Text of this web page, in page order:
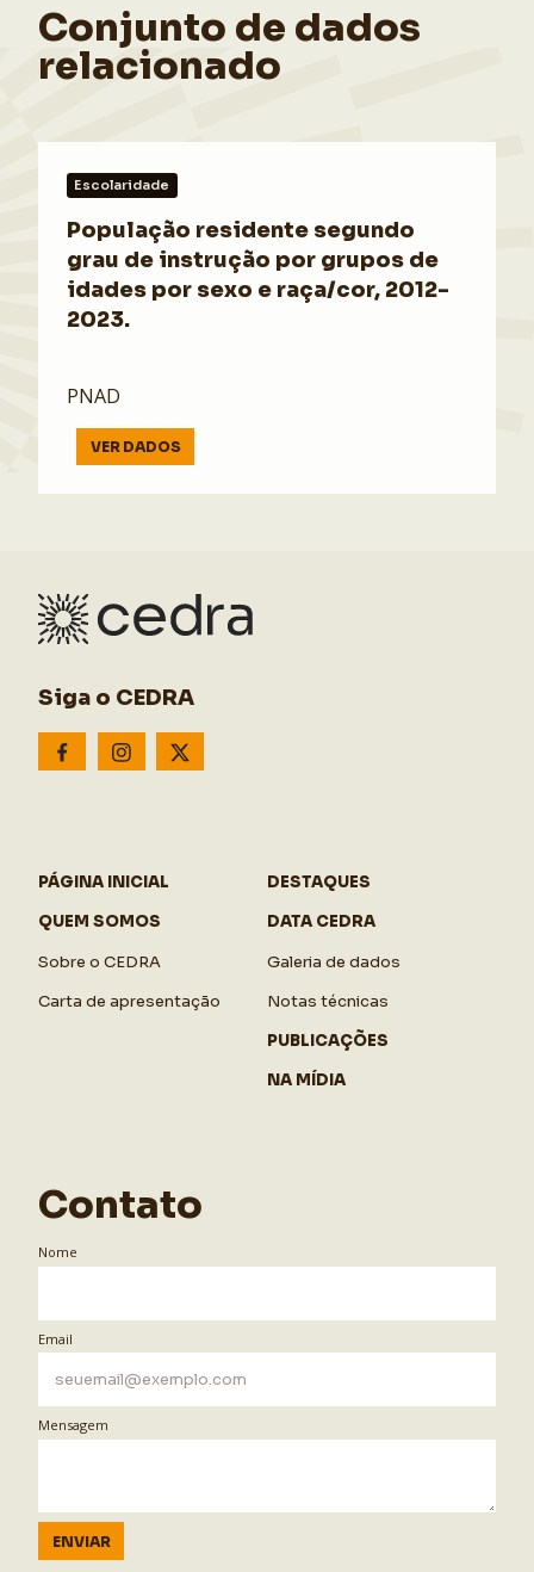
Conjunto de dados
relacionado
Escolaridade
População residente segundo
grau de instrução por grupos de
idades por sexo e raça/cor, 2012-
2023.
PNAD
VER DADOS
Siga o CEDRA
PÁGINA INICIAL
QUEM SOMOS
Sobre o CEDRA
Carta de apresentação
DESTAQUES
DATA CEDRA
Galeria de dados
Notas técnicas
PUBLICAÇÕES
NA MÍDIA
Contato
Nome
Email
Mensagem
ENVIAR